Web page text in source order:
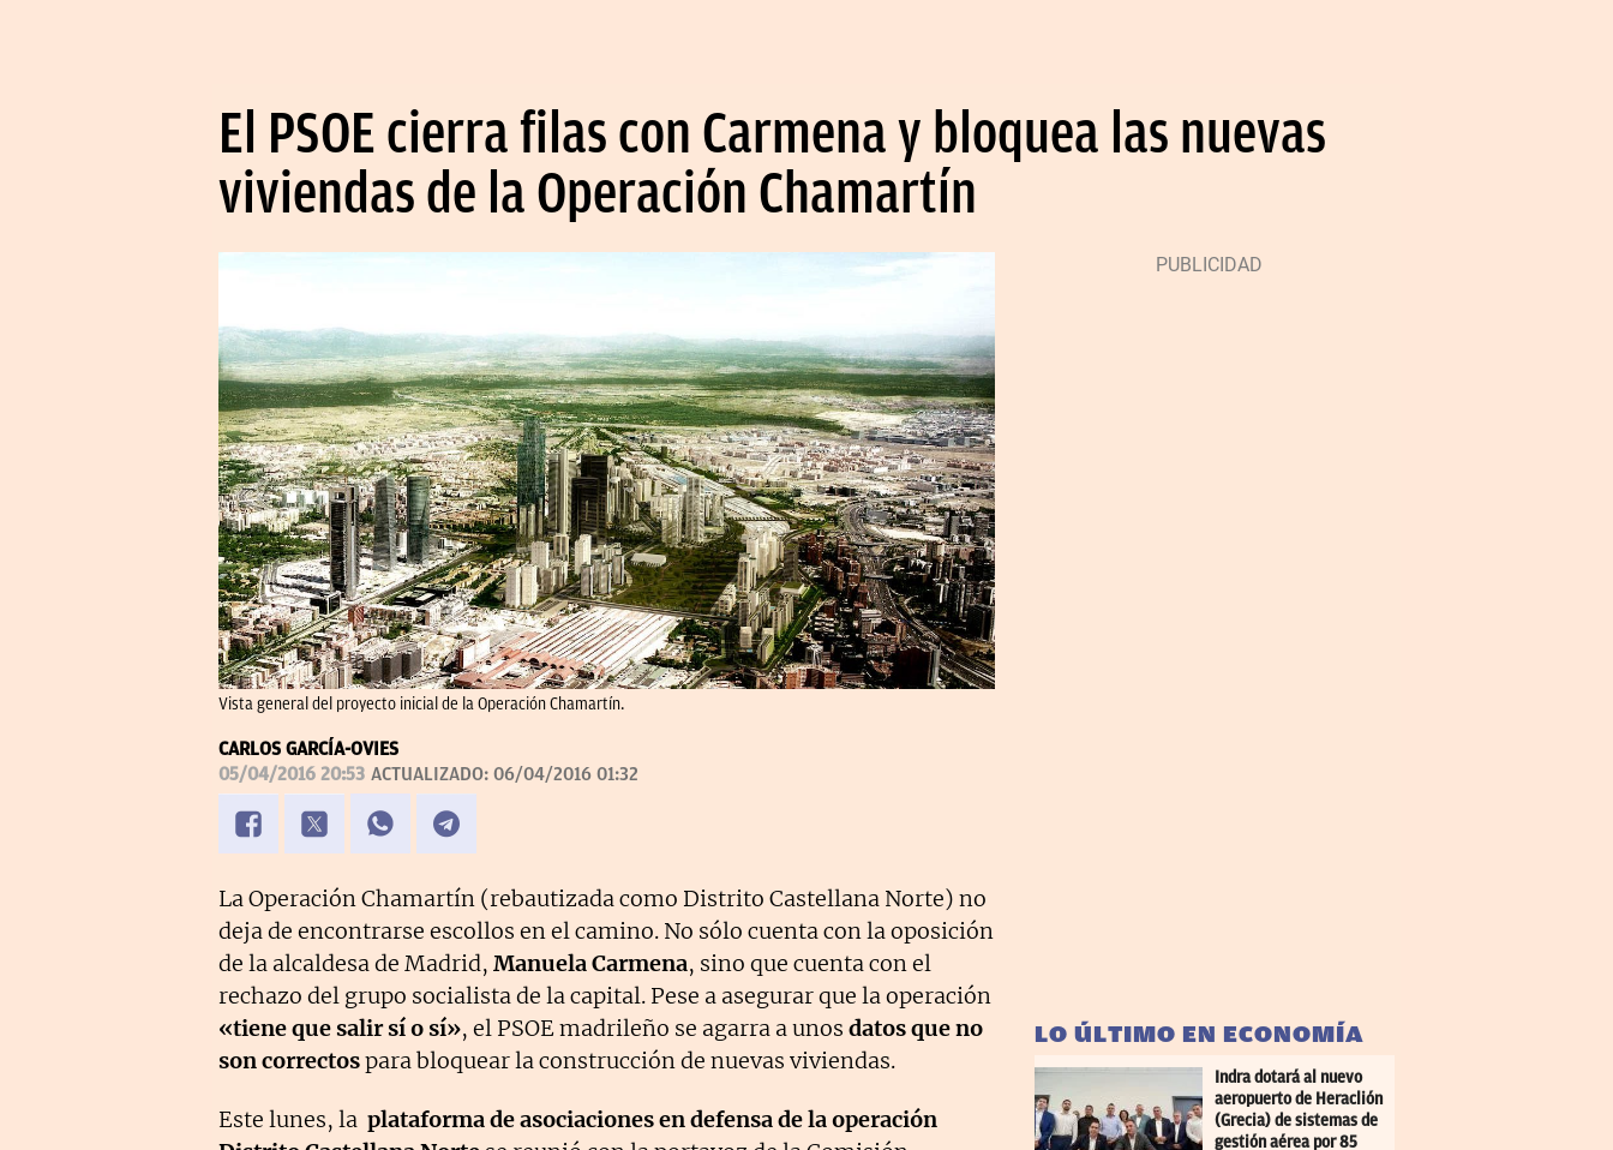
El PSOE cierra filas con Carmena y bloquea las nuevas
viviendas de la Operación Chamartín
Vista general del proyecto inicial de la Operación Chamartín.
CARLOS GARCÍA-OVIES
05/04/2016 20:53 ACTUALIZADO: 06/04/2016 01:32
La Operación Chamartín (rebautizada como Distrito Castellana Norte) no
deja de encontrarse escollos en el camino. No sólo cuenta con la oposición
de la alcaldesa de Madrid, Manuela Carmena, sino que cuenta con el
rechazo del grupo socialista de la capital. Pese a asegurar que la operación
«tiene que salir sí o sí», el PSOE madrileño se agarra a unos datos que no
son correctospara bloquear la construcción de nuevas viviendas.
Este lunes, la plataforma de asociaciones en defensa de la operación
LO ÚLTIMO EN ECONOMÍA
Indra dotará al nuevo
aeropuerto de Heraclión
(Grecia) de sistemas de
gestión aérea por 85